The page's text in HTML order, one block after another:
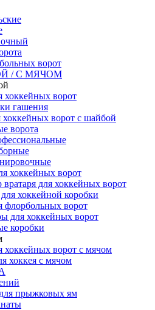
ворот
/ С МЯЧОМ
хоккейных ворот
гашения
хоккейных ворот с шайбой
ворота
хоккейных ворот
для хоккейных ворот
хоккейной коробки
флорбольных ворот
для хоккейных ворот
коробки
хоккейных ворот с мячом
хоккея с мячом
прыжковых ям